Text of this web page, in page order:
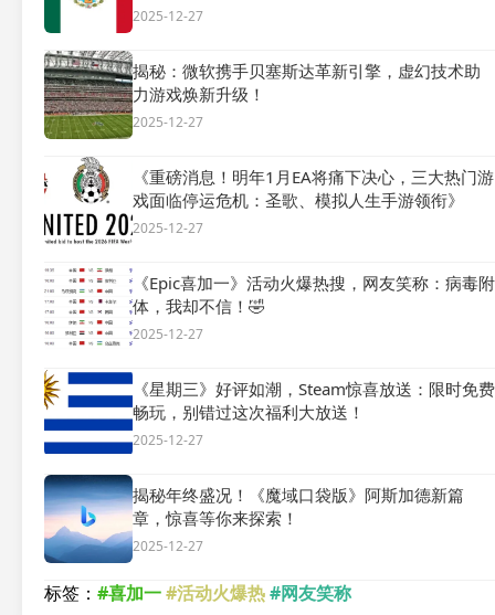
2025-12-27
揭秘：微软携手贝塞斯达革新引擎，虚幻技术助
力游戏焕新升级！
2025-12-27
《重磅消息！明年1月EA将痛下决心，三大热门游
戏面临停运危机：圣歌、模拟人生手游领衔》
2025-12-27
《Epic喜加一》活动火爆热搜，网友笑称：病毒附
体，我却不信！🤣
2025-12-27
《星期三》好评如潮，Steam惊喜放送：限时免费
畅玩，别错过这次福利大放送！
2025-12-27
揭秘年终盛况！《魔域口袋版》阿斯加德新篇
章，惊喜等你来探索！
2025-12-27
标签： #喜加一#活动火爆热#网友笑称